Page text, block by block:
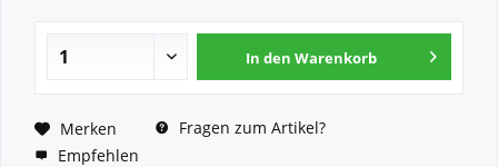
In den Warenkorb
Merken
Fragen zum Artikel?
Empfehlen